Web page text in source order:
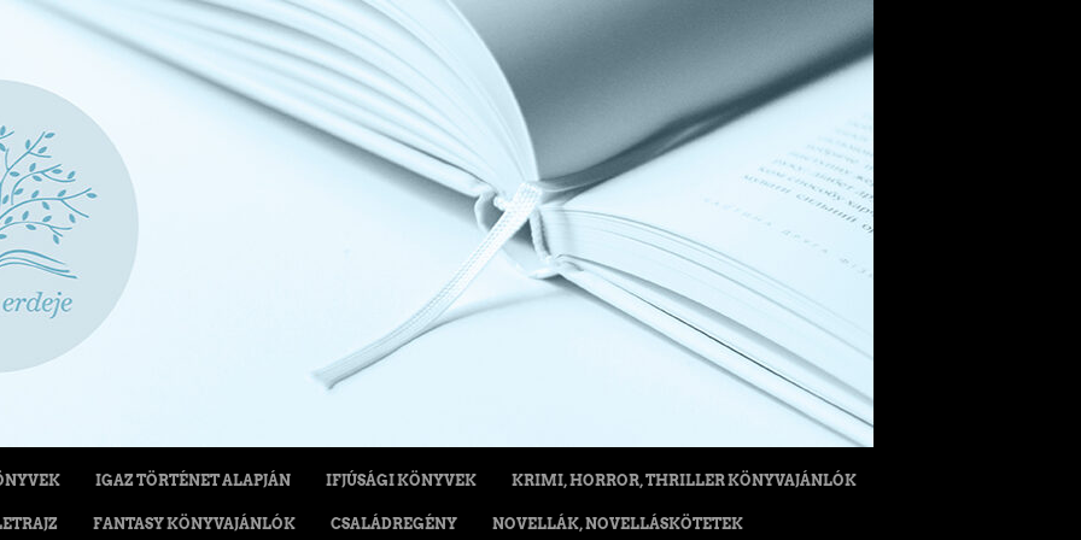
IGAZ TÖRTÉNET ALAPJÁN IFJÚSÁGI KÖNYVEK KRIMI, HORROR, THRILLER KÖNYVAJÁNLÓK
FANTASY KÖNYVAJÁNLÓK CSALÁDREGÉNY NOVELLÁK, NOVELLÁSKÖTETEK